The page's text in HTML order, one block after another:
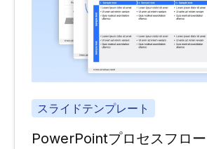
スライドテンプレート
PowerPointプロセスフロ